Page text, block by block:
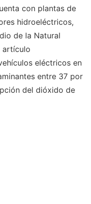
con plantas de
hidroeléctricos,
de la Natural
artículo
eléctricos en
entre 37 por
del dióxido de